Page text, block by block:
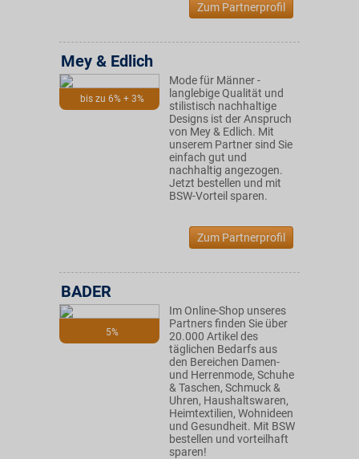
Zum Partnerprofil
bis zu 6% + 3%
Mey & Edlich
Mode für Männer -
langlebige Qualität und
stilistisch nachhaltige
Designs ist der Anspruch
von Mey & Edlich. Mit
unserem Partner sind Sie
einfach gut und
nachhaltig angezogen.
Jetzt bestellen und mit
BSW-Vorteil sparen.
Zum Partnerprofil
5%
BADER
Im Online-Shop unseres
Partners finden Sie über
20.000 Artikel des
täglichen Bedarfs aus
den Bereichen Damen-
und Herrenmode, Schuhe
& Taschen, Schmuck &
Uhren, Haushaltswaren,
Heimtextilien, Wohnideen
und Gesundheit. Mit BSW
bestellen und vorteilhaft
sparen!